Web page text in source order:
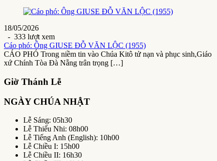
18/05/2026
- 333 lượt xem
Cáo phó: Ông GIUSE ĐỖ VĂN LỘC (1955)
CÁO PHÓ Trong niềm tin vào Chúa Kitô tử nạn và phục sinh,Giáo
xứ Chính Tòa Đà Nẵng trân trọng […]
Giờ Thánh Lễ
NGÀY CHÚA NHẬT
Lễ Sáng: 05h30
Lễ Thiếu Nhi: 08h00
Lễ Tiếng Anh (English): 10h00
Lễ Chiều I: 15h00
Lễ Chiều II: 16h30